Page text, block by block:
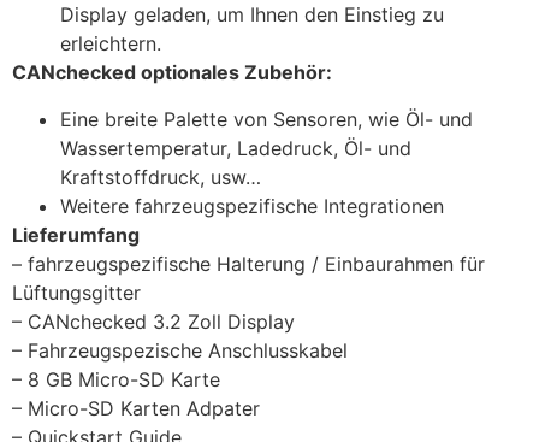
Display geladen, um Ihnen den Einstieg zu
erleichtern.
CANchecked optionales Zubehör:
Eine breite Palette von Sensoren, wie Öl- und
Wassertemperatur, Ladedruck, Öl- und
Kraftstoffdruck, usw…
Weitere fahrzeugspezifische Integrationen
Lieferumfang
– fahrzeugspezifische Halterung / Einbaurahmen für
Lüftungsgitter
– CANchecked 3.2 Zoll Display
– Fahrzeugspezische Anschlusskabel
– 8 GB Micro-SD Karte
– Micro-SD Karten Adpater
– Quickstart Guide